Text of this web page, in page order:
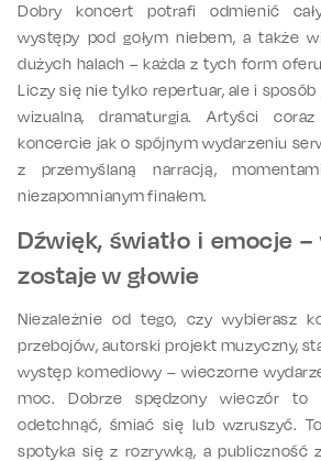
Dobry koncert potrafi odmienić
występy pod gołym niebem, a także
dużych halach – każda z tych form
Liczy się nie tylko repertuar, ale i sposób
wizualna, dramaturgia. Artyści
koncercie jak o spójnym wydarzeniu
z przemyślaną narracją,
niezapomnianym finałem.
Dźwięk, światło i emocje
zostaje w głowie
Niezależnie od tego, czy wybierasz
przebojów, autorski projekt muzyczny,
występ komediowy – wieczorne
moc. Dobrze spędzony wieczór to
odetchnąć, śmiać się lub wzruszyć.
spotyka się z rozrywką, a publiczność